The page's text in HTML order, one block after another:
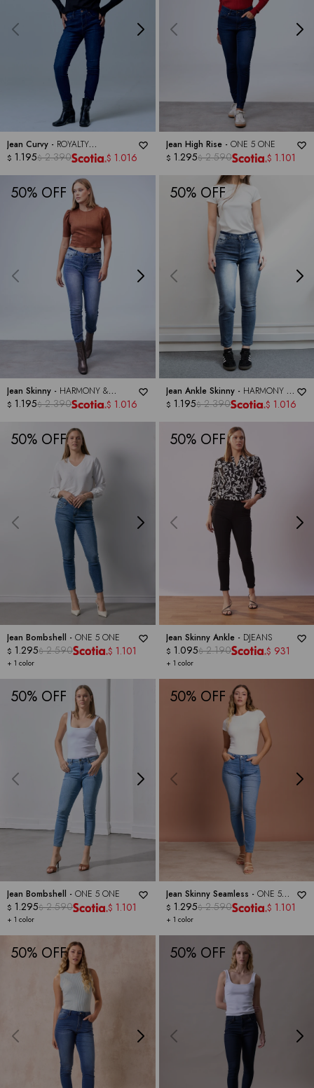
Jean Curvy - ROYALTY
COLLECTION
$ 1.195$ 2.390 $ 1.016
Jean High Rise - ONE 5 ONE
$ 1.295$ 2.590 $ 1.101
50
Jean Skinny - HARMONY &
HAVOC
$ 1.195$ 2.390 $ 1.016
50
Jean Ankle Skinny - HARMONY &
HAVOC
$ 1.195$ 2.390 $ 1.016
50
Jean Bombshell - ONE 5 ONE
+ 1 color
$ 1.295$ 2.590 $ 1.101
50
Jean Skinny Ankle - DJEANS
+ 1 color
$ 1.095$ 2.190 $ 931
50
Jean Bombshell - ONE 5 ONE
+ 1 color
$ 1.295$ 2.590 $ 1.101
50
Jean Skinny Seamless - ONE 5
ONE
+ 1 color
$ 1.295$ 2.590 $ 1.101
50 50